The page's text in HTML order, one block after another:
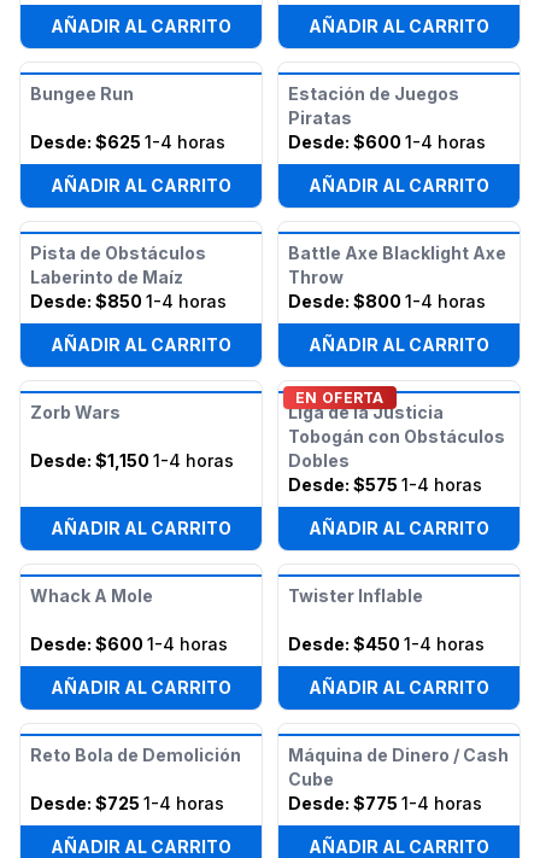
AÑADIR AL CARRITO AÑADIR AL CARRITO
Bungee Run
Desde: $625 1-4 horas
AÑADIR AL CARRITO
Estación de Juegos
Piratas
Desde: $600 1-4 horas
AÑADIR AL CARRITO
Pista de Obstáculos
Laberinto de Maíz
Desde: $850 1-4 horas
AÑADIR AL CARRITO
Battle Axe Blacklight Axe
Throw
Desde: $800 1-4 horas
AÑADIR AL CARRITO
Zorb Wars
Desde: $1,150 1-4 horas
AÑADIR AL CARRITO
EN OFERTA
Liga de la Justicia
Tobogán con Obstáculos
Dobles
Desde: $575 1-4 horas
AÑADIR AL CARRITO
Whack A Mole
Desde: $600 1-4 horas
AÑADIR AL CARRITO
Twister Inflable
Desde: $450 1-4 horas
AÑADIR AL CARRITO
Reto Bola de Demolición
Desde: $725 1-4 horas
AÑADIR AL CARRITO
Máquina de Dinero / Cash
Cube
Desde: $775 1-4 horas
AÑADIR AL CARRITO